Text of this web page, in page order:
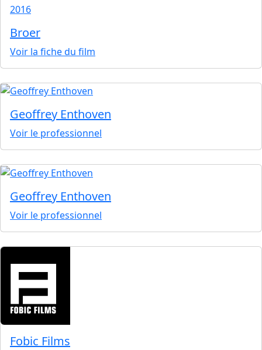
2016
Broer
Voir la fiche du film
Geoffrey Enthoven
Voir le professionnel
Geoffrey Enthoven
Voir le professionnel
Fobic Films